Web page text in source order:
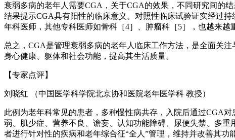
衰弱多病的老年人需要CGA，关于CGA的效果，不同研究间的
结果提示CGA具有阳性的临床意义。对照性临床试验证实经过
年科医师，其他专科医师如骨科［4］、肿瘤科［5］，也越来越
总之，CGA是管理衰弱多病的老年人临床工作方法，是全面关
身心健康、躯体和社会功能，提高其生活质量。
【专家点评】
刘晓红 （中国医学科学院北京协和医院老年医学科 教授）
此例为老年科常见的患者，多种慢性病共存，入院后通过CGA
弱、肌少症、营养不良、谵妄、认知功能障碍、尿便失禁、多
者进行针对性的疾病和老年综合征“全人”管理，维持并改善其